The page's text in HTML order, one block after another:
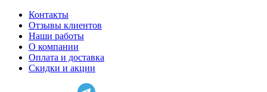
Контакты
Отзывы клиентов
Наши работы
О компании
Оплата и доставка
Скидки и акции